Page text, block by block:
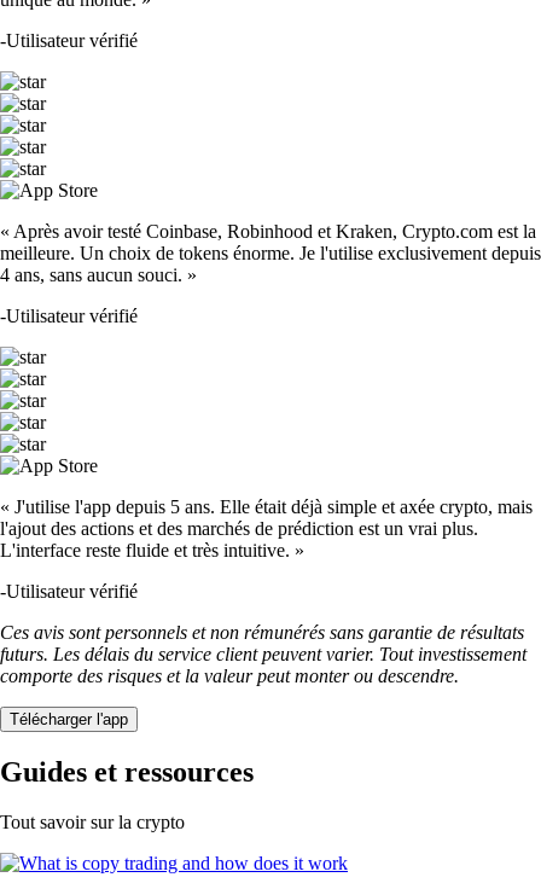
-Utilisateur vérifié
« Après avoir testé Coinbase, Robinhood et Kraken, Crypto.com est la
meilleure. Un choix de tokens énorme. Je l'utilise exclusivement depuis
4 ans, sans aucun souci. »
-Utilisateur vérifié
« J'utilise l'app depuis 5 ans. Elle était déjà simple et axée crypto, mais
l'ajout des actions et des marchés de prédiction est un vrai plus.
L'interface reste fluide et très intuitive. »
-Utilisateur vérifié
Ces avis sont personnels et non rémunérés sans garantie de résultats
futurs. Les délais du service client peuvent varier. Tout investissement
comporte des risques et la valeur peut monter ou descendre.
Télécharger l'app
Guides et ressources
Tout savoir sur la crypto